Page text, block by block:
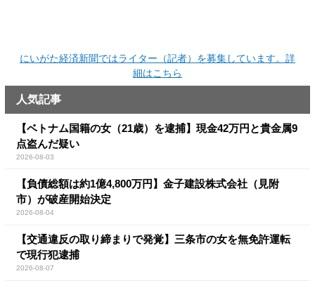
にいがた経済新聞ではライター（記者）を募集しています。詳
細はこちら
人気記事
【ベトナム国籍の女（21歳）を逮捕】現金42万円と貴金属9
点盗んだ疑い
2026-08-03
【負債総額は約1億4,800万円】金子建設株式会社（見附
市）が破産開始決定
2026-08-04
【交通違反の取り締まりで発覚】三条市の女を無免許運転
で現行犯逮捕
2026-08-07